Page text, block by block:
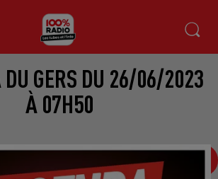
GERS DU 26/06/2023
À 07H50